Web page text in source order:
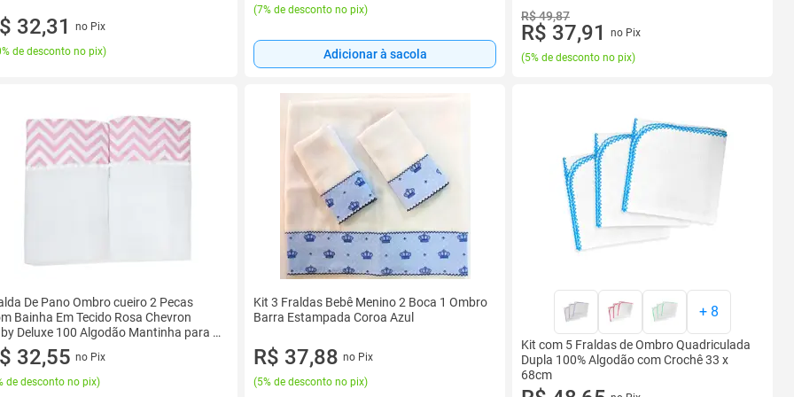
32,31
no Pix
de desconto no pix)
(7% de desconto no pix)
Adicionar à sacola
R$ 49,87
R$ 37,91
no Pix
(5% de desconto no pix)
De Pano Ombro cueiro 2 Pecas
Bainha Em Tecido Rosa Chevron
Deluxe 100 Algodão Mantinha para o
Enxoval Tecido Duplo
32,55 no Pix
de desconto no pix)
Kit 3 Fraldas Bebê Menino 2 Boca 1 Ombro
Barra Estampada Coroa Azul
R$ 37,88 no Pix
(5% de desconto no pix)
+ 8
Kit com 5 Fraldas de Ombro Quadriculada
Dupla 100% Algodão com Crochê 33 x
68cm